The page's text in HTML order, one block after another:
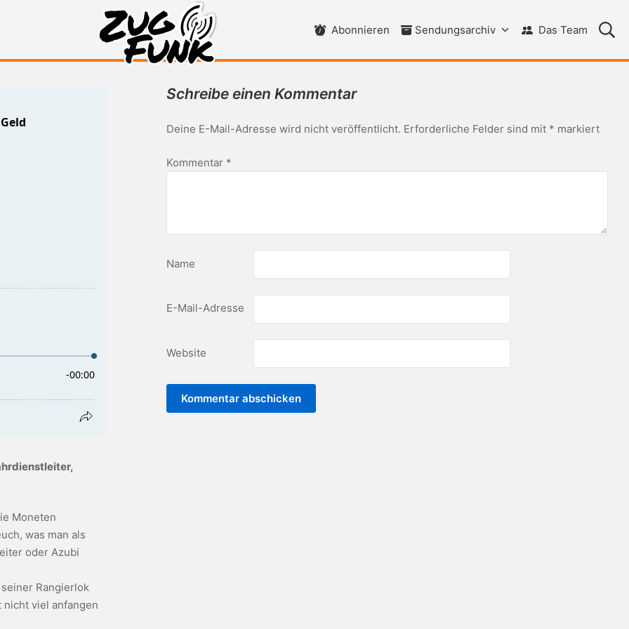
Zugfunk-Podcast
Abonnieren Sendungsarchiv Das Team
Moneten
was man als
oder Azubi
Rangierlok
nicht viel anfangen
Schreibe einen Kommentar
Deine E-Mail-Adresse wird nicht veröffentlicht. Erforderliche Felder sind mit * markiert
Kommentar *
Name
E-Mail-Adresse
Website